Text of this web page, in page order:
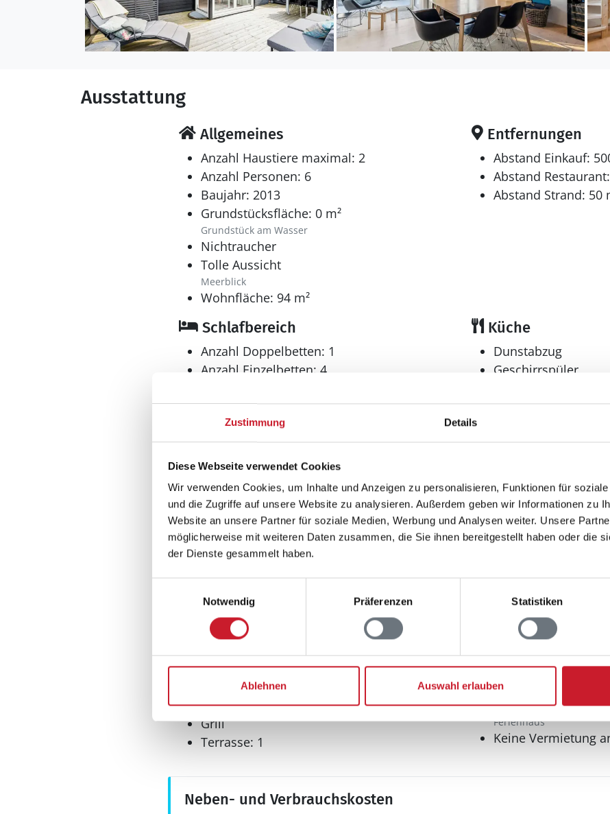
Zustimmung Details
Diese Webseite verwendet Cookies
Wir verwenden Cookies, um Inhalte und Anzeigen zu personalisieren, Funktionen für
und die Zugriffe auf unsere Website zu analysieren. Außerdem geben wir Informationen zu
Website an unsere Partner für soziale Medien, Werbung und Analysen weiter. Unsere
möglicherweise mit weiteren Daten zusammen, die Sie ihnen bereitgestellt haben oder die
der Dienste gesammelt haben.
Notwendig
Präferenzen Statistiken
Ablehnen Auswahl erlauben
Ausstattung
Allgemeines
Anzahl Haustiere maximal: 2
Anzahl Personen: 6
Baujahr: 2013
Grundstücksfläche: 0 m²
Grundstück am Wasser
Nichtraucher
Tolle Aussicht
Meerblick
Wohnfläche: 94 m²
Entfernungen
Abstand Einkauf:
Abstand
Abstand Strand: 50
Schlafbereich
Anzahl Doppelbetten: 1
Anzahl Einzelbetten: 4
Küche
Dunstabzug
Geschirrspüler
Elektroherd mit Backofen
Kühlschrank
Bad
Anzahl Duschen: 2
Anzahl Badezimmer: 2
Anzahl Toiletten: 2
Badewanne
mit Dusche
Dusche
Trockner
Waschmaschine
Multimedia
Internet
WLAN
Aussenbereich
Gartenmöbel
Grill
Terrasse: 1
Sonstiges
Haustyp
Ferienhaus
Keine Vermietung
Neben- und Verbrauchskosten